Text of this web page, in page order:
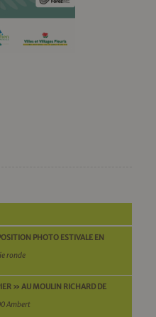
PHOTO ESTIVALE EN
ronde
» AU MOULIN RICHARD DE
Ambert